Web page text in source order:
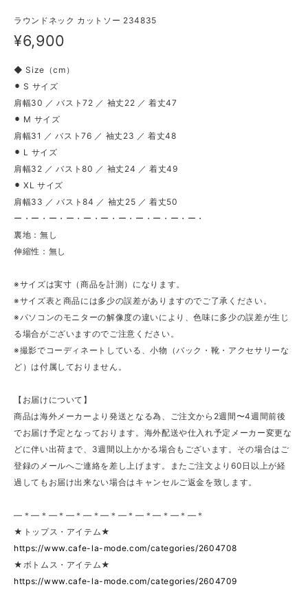
ラウンドネック カットソー 234835
¥6,900
◆ Size（cm）
⚫︎ S サイズ
肩幅30 ／ バスト72 ／ 袖丈22 ／ 着丈47
⚫︎ M サイズ
肩幅31 ／ バスト76 ／ 袖丈23 ／ 着丈48
⚫︎ L サイズ
肩幅32 ／ バスト80 ／ 袖丈24 ／ 着丈49
⚫︎ XL サイズ
肩幅33 ／ バスト84 ／ 袖丈25 ／ 着丈50
ー・ー・ー・ー・ー・ー・ー・ー・ー・ー・ー・
裏地：無し
伸縮性：無し
※サイズは実寸（商品を計測）になります。
※サイズ表と商品には多少の誤差がありますのでご了承ください。
※パソコンのモニターの解像度の違いにより、色味に多少の誤差が生じ
る場合がございますのでご注意ください。
※撮影でコーディネートしている、小物（バック・靴・アクセサリーな
ど）は付属しておりません。
【お届けについて】
商品は海外メーカーより発送となる為、ご注文から2週間〜4週間前後
でお届け予定となっております。海外配送や仕入れ予定メーカー変更な
どに伴い出荷まで、3週間以上かかる場合もございます。その場合はご
登録のメールへご連絡を差し上げます。またご注文より60日以上が経
過してもお届け出来ない場合はキャンセルご返金を致します。
—＊—＊—＊—＊—＊—＊—＊—＊—＊—＊—＊
★トップス・アイテム★
https://www.cafe-la-mode.com/categories/2604708
★ボトムス・アイテム★
https://www.cafe-la-mode.com/categories/2604709